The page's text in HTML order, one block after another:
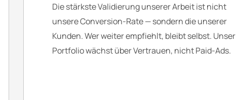
Die stärkste Validierung unserer Arbeit ist nicht
unsere Conversion-Rate — sondern die unserer
Kunden. Wer weiter empfiehlt, bleibt selbst. Unser
Portfolio wächst über Vertrauen, nicht Paid-Ads.